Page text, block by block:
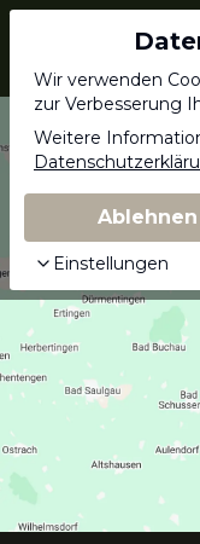
Wir verwenden
zur Verbesserung
Weitere
Ablehnen
Einstellungen